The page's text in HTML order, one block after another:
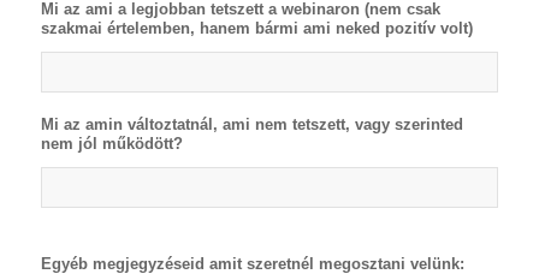
Mi az ami a legjobban tetszett a webinaron (nem csak
szakmai értelemben, hanem bármi ami neked pozitív volt)
Mi az amin változtatnál, ami nem tetszett, vagy szerinted
nem jól működött?
Egyéb megjegyzéseid amit szeretnél megosztani velünk: